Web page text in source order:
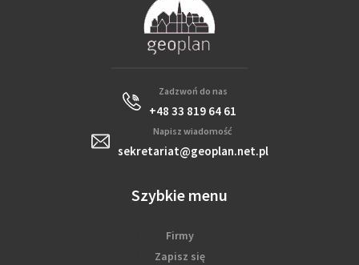
Zadzwoń do nas
+48 33 819 64 61
Napisz wiadomość
sekretariat@geoplan.net.pl
Szybkie menu
Firmy
Zapisz się